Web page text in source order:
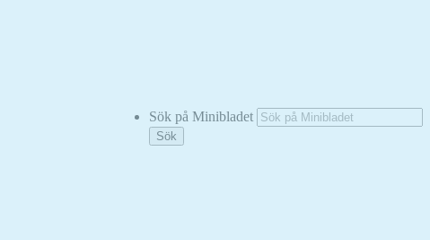
Sök på Minibladet
Sök